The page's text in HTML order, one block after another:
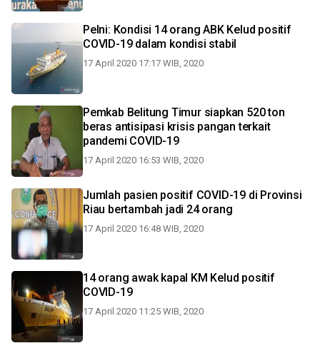
Pelni: Kondisi 14 orang ABK Kelud positif
COVID-19 dalam kondisi stabil
17 April 2020 17:17 WIB, 2020
Pemkab Belitung Timur siapkan 520 ton
beras antisipasi krisis pangan terkait
pandemi COVID-19
17 April 2020 16:53 WIB, 2020
Jumlah pasien positif COVID-19 di Provinsi
Riau bertambah jadi 24 orang
17 April 2020 16:48 WIB, 2020
14 orang awak kapal KM Kelud positif
COVID-19
17 April 2020 11:25 WIB, 2020